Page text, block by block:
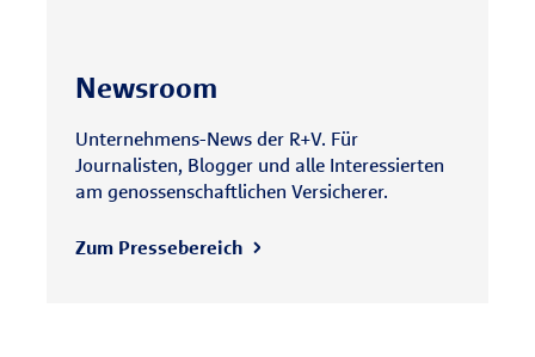
Newsroom
Unternehmens-News der R+V. Für
Journalisten, Blogger und alle Interessierten
am genossenschaftlichen Versicherer.
Zum Pressebereich